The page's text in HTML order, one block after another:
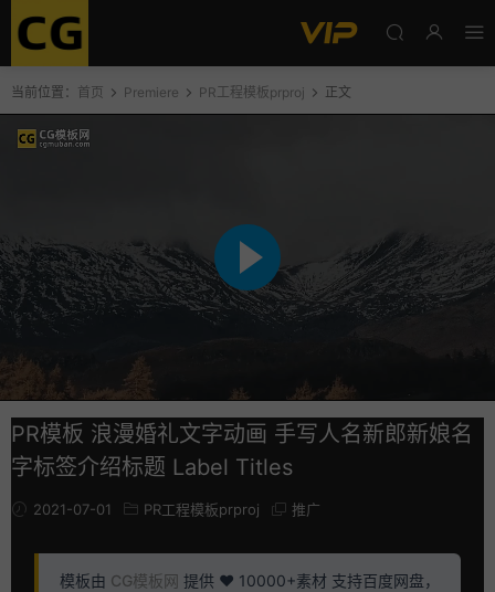
当前位置： 首页 Premiere PR工程模板prproj 正文
PR模板 浪漫婚礼文字动画 手写人名新郎新娘名
字标签介绍标题 Label Titles
2021-07-01 PR工程模板prproj 推广
模板由 CG模板网 提供 ❤️ 10000+素材 支持百度网盘，